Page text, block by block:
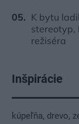
K bytu
stereotyp,
režiséra
Inšpirácie
kúpeľňa, drevo,